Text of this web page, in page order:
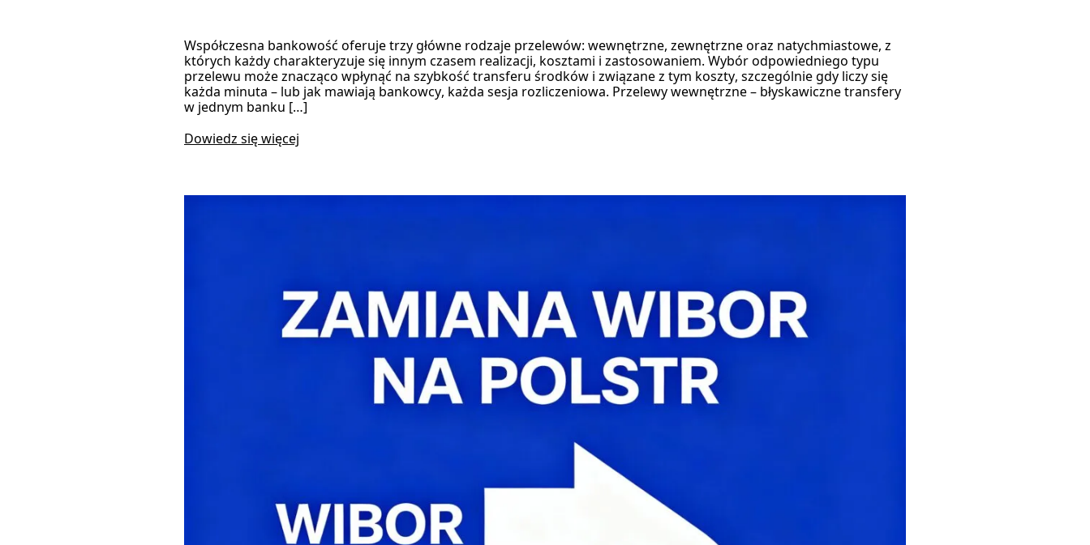
Współczesna bankowość oferuje trzy główne rodzaje przelewów: wewnętrzne, zewnętrzne oraz natychmiastowe, z
których każdy charakteryzuje się innym czasem realizacji, kosztami i zastosowaniem. Wybór odpowiedniego typu
przelewu może znacząco wpłynąć na szybkość transferu środków i związane z tym koszty, szczególnie gdy liczy się
każda minuta – lub jak mawiają bankowcy, każda sesja rozliczeniowa.​ Przelewy wewnętrzne – błyskawiczne transfery
w jednym banku […]
Dowiedz się więcej